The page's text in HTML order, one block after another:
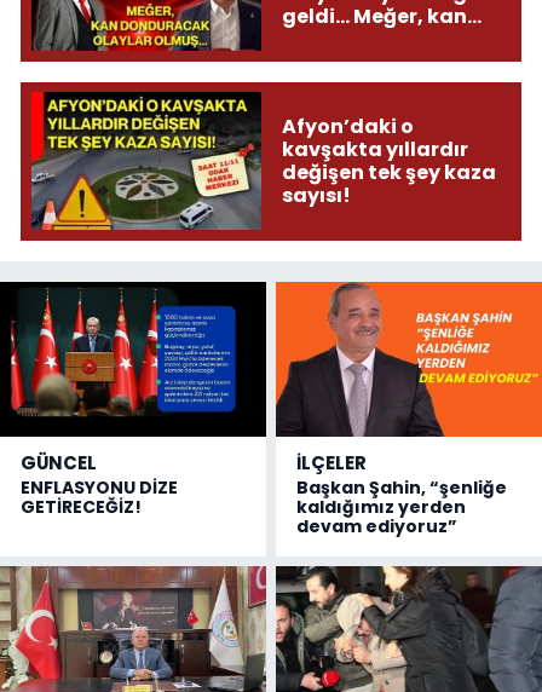
geldi... Meğer, kan
olmuş...
Afyon’daki o
kavşakta yıllardır
değişen tek şey kaza
sayısı!
GÜNCEL
ENFLASYONU DİZE
GETİRECEĞİZ!
İLÇELER
Başkan Şahin, “şenliğe
kaldığımız yerden
devam ediyoruz”